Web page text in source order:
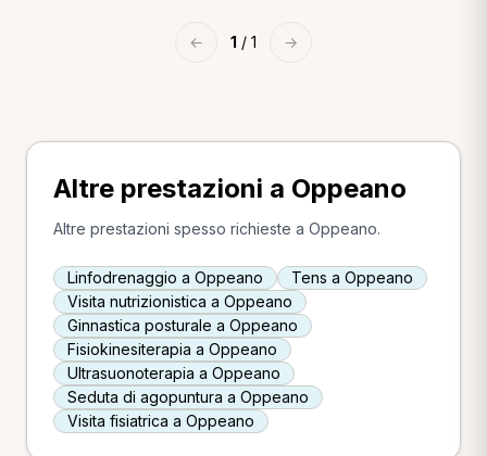
← 1 / 1 →
Altre prestazioni a Oppeano
Altre prestazioni spesso richieste a Oppeano.
Linfodrenaggio a Oppeano
Tens a Oppeano
Visita nutrizionistica a Oppeano
Ginnastica posturale a Oppeano
Fisiokinesiterapia a Oppeano
Ultrasuonoterapia a Oppeano
Seduta di agopuntura a Oppeano
Visita fisiatrica a Oppeano